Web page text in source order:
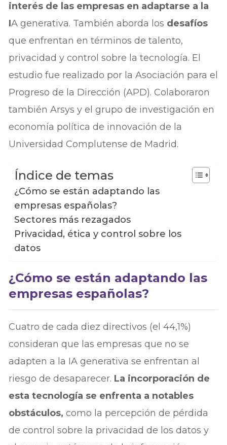
interés de las empresas en adaptarse a la
IA generativa. También aborda los desafíos
que enfrentan en términos de talento,
privacidad y control sobre la tecnología. El
estudio fue realizado por la Asociación para el
Progreso de la Dirección (APD). Colaboraron
también Arsys y el grupo de investigación en
economía política de innovación de la
Universidad Complutense de Madrid.
Índice de temas
¿Cómo se están adaptando las
empresas españolas?
Sectores más rezagados
Privacidad, ética y control sobre los
datos
¿Cómo se están adaptando las
empresas españolas?
Cuatro de cada diez directivos (el 44,1%)
consideran que las empresas que no se
adapten a la IA generativa se enfrentan al
riesgo de desaparecer. La incorporación de
esta tecnología se enfrenta a notables
obstáculos, como la percepción de pérdida
de control sobre la privacidad de los datos y